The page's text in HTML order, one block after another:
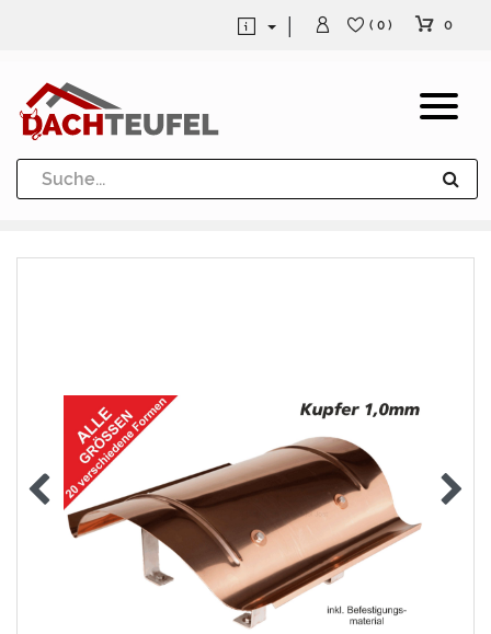
Dachrinne und Fallrohre
Werkzeuge und Löttechnik
( 0 ) 0